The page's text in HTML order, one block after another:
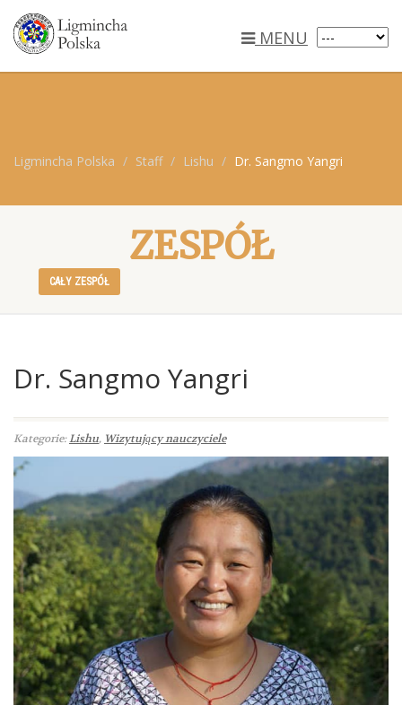
MENU
Ligmincha Polska Staff Lishu Dr. Sangmo Yangri
ZESPÓŁ
CAŁY ZESPÓŁ
Dr. Sangmo Yangri
Kategorie:Lishu, Wizytujący nauczyciele